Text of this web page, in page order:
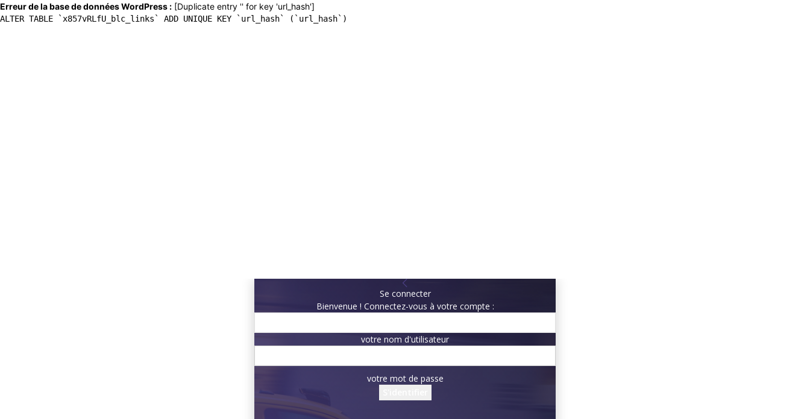
Erreur de la base de données WordPress : [Duplicate entry '' for key 'url_hash']
ALTER TABLE `x857vRLfU_blc_links` ADD UNIQUE KEY `url_hash` (`url_hash`)
Se connecter
Bienvenue ! Connectez-vous à votre compte :
votre nom d'utilisateur
votre mot de passe